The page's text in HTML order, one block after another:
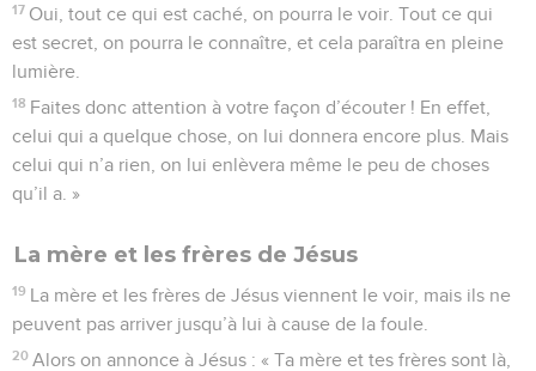
17 Oui, tout ce qui est caché, on pourra le voir. Tout ce qui
est secret, on pourra le connaître, et cela paraîtra en pleine
lumière.
18 Faites donc attention à votre façon d’écouter ! En effet,
celui qui a quelque chose, on lui donnera encore plus. Mais
celui qui n’a rien, on lui enlèvera même le peu de choses
qu’il a. »
La mère et les frères de Jésus
19 La mère et les frères de Jésus viennent le voir, mais ils ne
peuvent pas arriver jusqu’à lui à cause de la foule.
20 Alors on annonce à Jésus : « Ta mère et tes frères sont là,